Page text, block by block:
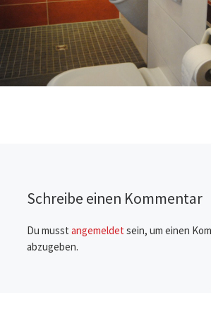
Schreibe einen Kommentar
Du musst angemeldet sein, um einen
abzugeben.